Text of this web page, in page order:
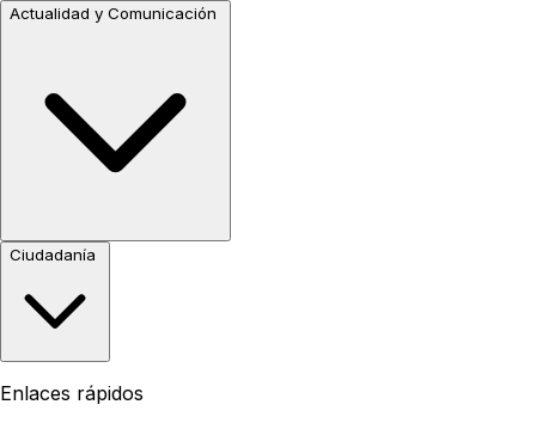
Actualidad y Comunicación
Ciudadanía
Enlaces rápidos